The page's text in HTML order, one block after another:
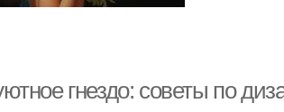
гнездо: советы по